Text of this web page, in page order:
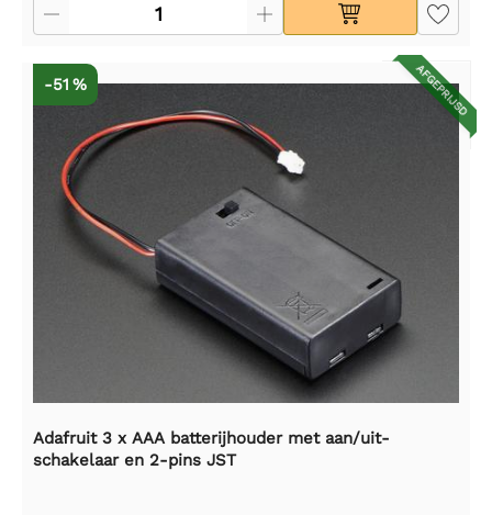
AFGEPRIJSD
-51 %
Adafruit 3 x AAA batterijhouder met aan/uit-
schakelaar en 2-pins JST